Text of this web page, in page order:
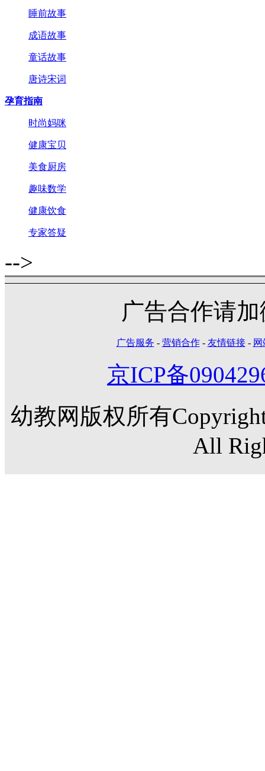
睡前故事
成语故事
童话故事
唐诗宋词
孕育指南
时尚妈咪
健康宝贝
美食厨房
趣味数学
健康饮食
专家答疑
-->
广告合作请加
广告服务 - 营销合作- 友情链接-
京ICP备
幼教网版权所有
All